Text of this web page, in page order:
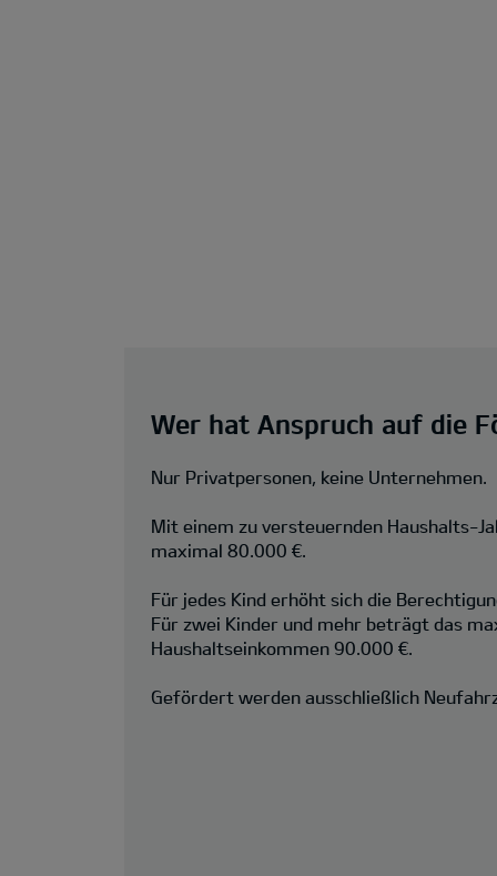
Wer hat Anspruch auf die
Nur Privatpersonen, keine Unternehmen.
Mit einem zu versteuernden Haushalts-
maximal 80.000 €.
Für jedes Kind erhöht sich die
Für zwei Kinder und mehr beträgt das
Haushaltseinkommen 90.000 €.
Gefördert werden ausschließlich